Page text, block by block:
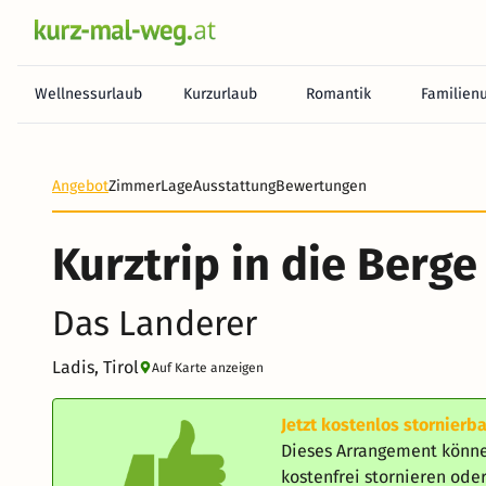
Wellnessurlaub Kurzurlaub Romantik
Heute noch keine Zahlung erforderlich! Zahlen Sie
AngebotZimmerLageAusstattungBewertungen
Kurztrip in die Berge
Das Landerer
Ladis, Tirol Auf Karte anzeigen
Jetzt kostenlos
Dieses Arrangement
kostenfrei stornieren